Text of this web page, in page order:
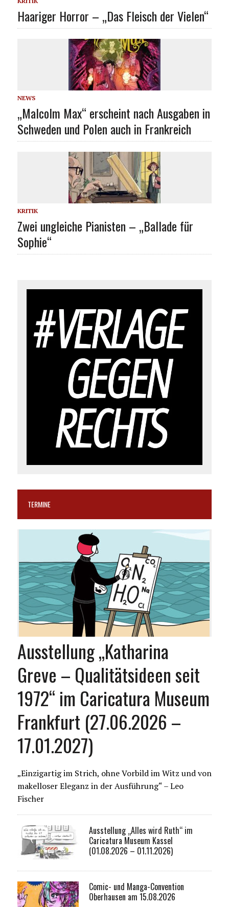
Haariger Horror – „Das Fleisch der Vielen“
NEWS
„Malcolm Max“ erscheint nach Ausgaben in
Schweden und Polen auch in Frankreich
KRITIK
Zwei ungleiche Pianisten – „Ballade für
Sophie“
TERMINE
Ausstellung „Katharina
Greve – Qualitätsideen seit
1972“ im Caricatura Museum
Frankfurt (27.06.2026 –
17.01.2027)
„Einzigartig im Strich, ohne Vorbild im Witz und von
makelloser Eleganz in der Ausführung“ – Leo
Fischer
Ausstellung „Alles wird Ruth“ im
Caricatura Museum Kassel
(01.08.2026 – 01.11.2026)
Comic- und Manga-Convention
Oberhausen am 15.08.2026